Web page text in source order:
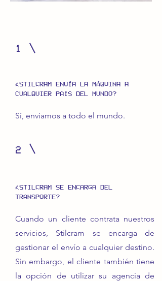
1
¿STILCRAM ENVÍA LA MÁQUINA A
CUALQUIER PAÍS DEL MUNDO?
Sí, enviamos a todo el mundo.
2
¿STILCRAM SE ENCARGA DEL
TRANSPORTE?
Cuando un cliente contrata nuestros
servicios, Stilcram se encarga de
gestionar el envío a cualquier destino.
Sin embargo, el cliente también tiene
la opción de utilizar su agencia de